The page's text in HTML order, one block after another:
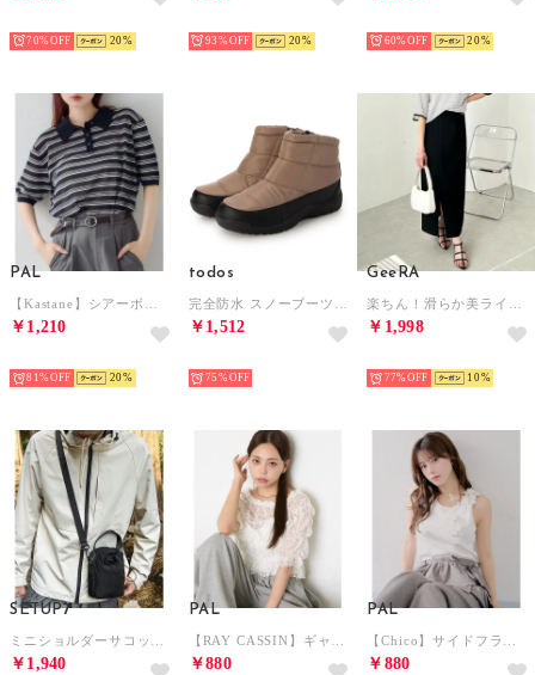
70% 20 93% 20 60% 20
PAL
￥1,210
81% 20
todos
￥1,512
75%
GeeRA
￥1,998
77% 10
SETUP7
￥1,940
PAL
￥880
PAL
￥880